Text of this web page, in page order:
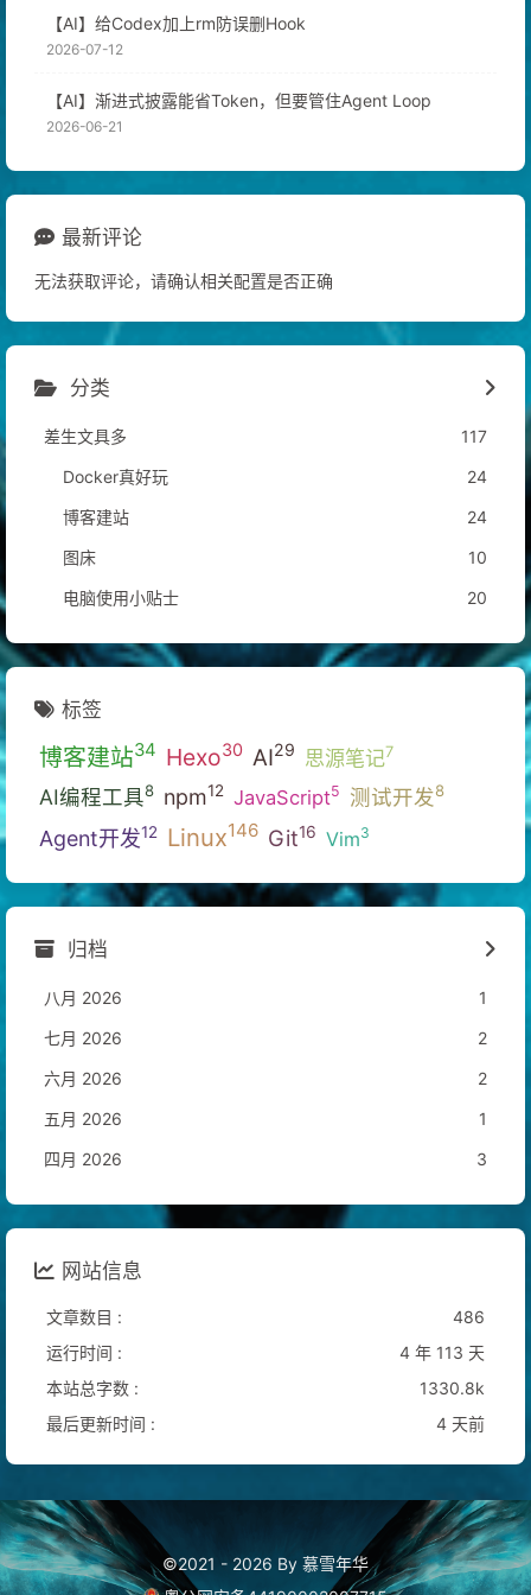
【AI】给Codex加上rm防误删Hook
2026-07-12
【AI】渐进式披露能省Token，但要管住Agent Loop
2026-06-21
最新评论
无法获取评论，请确认相关配置是否正确
分类
差生文具多
117
Docker真好玩
24
博客建站
24
图床
10
电脑使用小贴士
20
标签
博客建站34 Hexo30 AI29 思源笔记7
AI编程工具8 npm12 JavaScript5 测试开发8
Agent开发12 Linux146 Git16 Vim3
归档
八月 2026
1
七月 2026
2
六月 2026
2
五月 2026
1
四月 2026
3
网站信息
文章数目 :
486
运行时间 :
4 年 113 天
本站总字数 :
1330.8k
最后更新时间 :
4 天前
©2021 - 2026 By 慕雪年华